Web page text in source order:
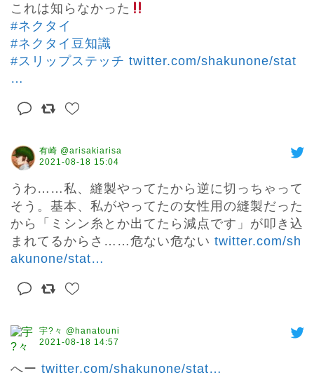
これは知らなかった
#ネクタイ
#ネクタイ豆知識
#スリップステッチ twitter.com/shakunone/stat
…
有崎 @arisakiarisa
2021-08-18 15:04
うわ……私、縫製やってたから逆に切っちゃって
そう。基本、私がやってたの女性用の縫製だった
から「ミシン糸とか出てたら減点です」が叩き込
まれてるからさ……危ない危ない twitter.com/sh
akunone/stat…
宇?々 @hanatouni
2021-08-18 14:57
へー twitter.com/shakunone/stat…